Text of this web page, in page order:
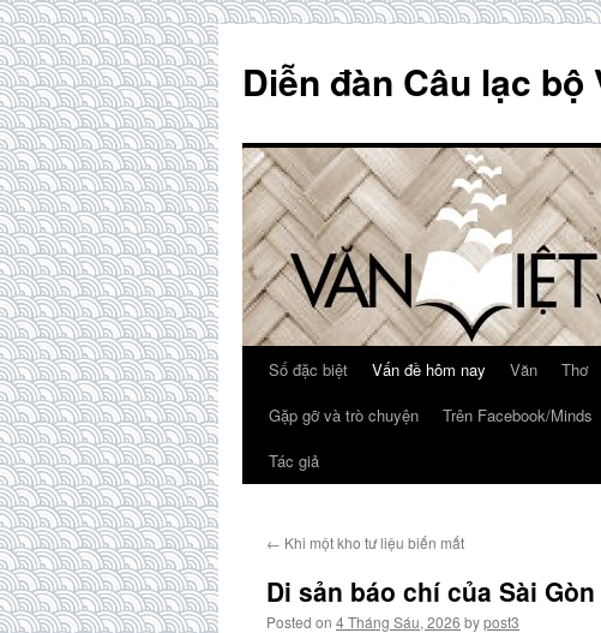
content
Diễn đàn Câu lạc
Số đặc biệt Vấn đề hôm nay Văn Thơ
Gặp gỡ và trò chuyện
Trên Facebook/Minds
Tác giả
← Khi một kho tư liệu biến mất
Di sản báo chí của Sài Gòn
Posted on 4 Tháng Sáu, 2026 bypost3